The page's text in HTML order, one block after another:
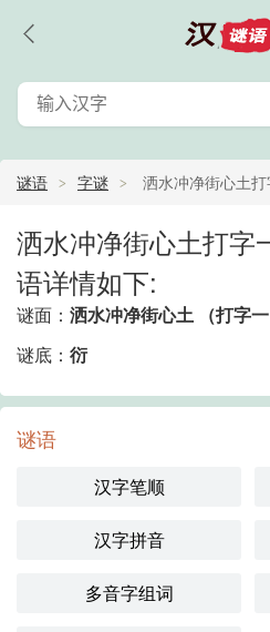
谜语 字谜 洒水冲净街心土
洒水冲净街心土打字
语详情如下:
谜面： 洒水冲净街心土 （打字一
谜底： 衍
谜语
汉字笔顺
汉字拼音
多音字组词